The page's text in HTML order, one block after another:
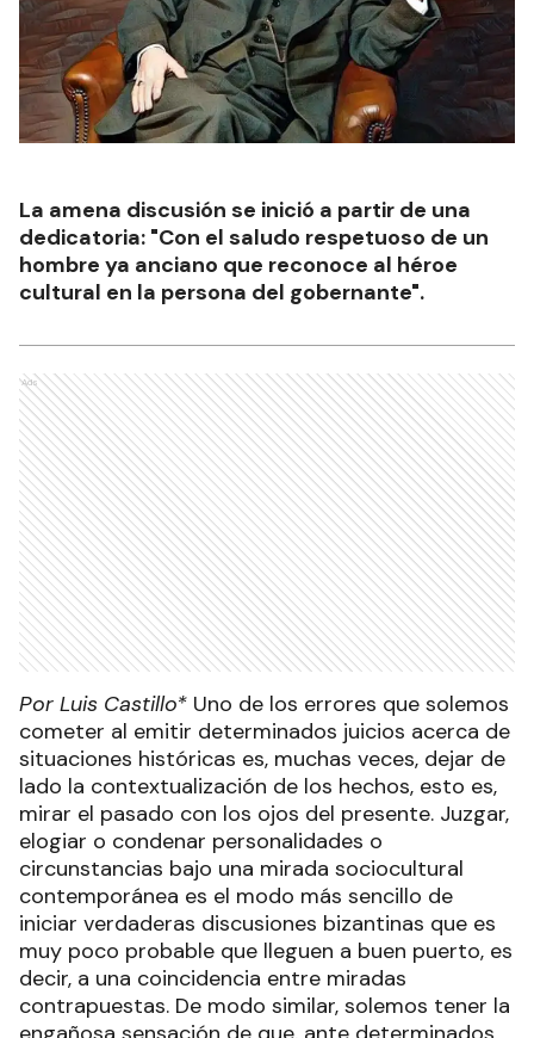
La amena discusión se inició a partir de una
dedicatoria: "Con el saludo respetuoso de un
hombre ya anciano que reconoce al héroe
cultural en la persona del gobernante".
Ads
Por Luis Castillo* Uno de los errores que solemos
cometer al emitir determinados juicios acerca de
situaciones históricas es, muchas veces, dejar de
lado la contextualización de los hechos, esto es,
mirar el pasado con los ojos del presente. Juzgar,
elogiar o condenar personalidades o
circunstancias bajo una mirada sociocultural
contemporánea es el modo más sencillo de
iniciar verdaderas discusiones bizantinas que es
muy poco probable que lleguen a buen puerto, es
decir, a una coincidencia entre miradas
contrapuestas. De modo similar, solemos tener la